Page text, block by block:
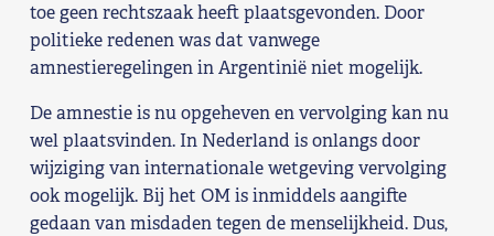
Word Lid
toe geen rechtszaak heeft plaatsgevonden. Door
politieke redenen was dat vanwege
amnestieregelingen in Argentinië niet mogelijk.
De amnestie is nu opgeheven en vervolging kan nu
wel plaatsvinden. In Nederland is onlangs door
wijziging van internationale wetgeving vervolging
ook mogelijk. Bij het OM is inmiddels aangifte
gedaan van misdaden tegen de menselijkheid. Dus,